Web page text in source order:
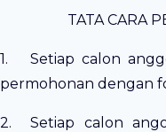
TATA CARA
1. Setiap calon
permohonan dengan
2. Setiap calon